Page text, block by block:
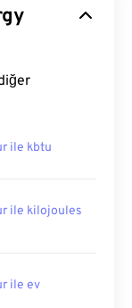
ile kbtu
ile kilojoules
ile ev